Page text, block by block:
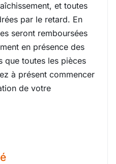
et toutes
par le retard. En
seront remboursées
en présence des
que toutes les pièces
à présent commencer
de votre